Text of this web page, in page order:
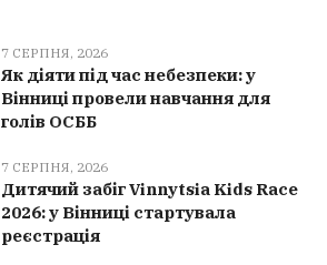
7 СЕРПНЯ, 2026
Як діяти під час небезпеки: у
Вінниці провели навчання для
голів ОСББ
7 СЕРПНЯ, 2026
Дитячий забіг Vinnytsia Kids Race
2026: у Вінниці стартувала
реєстрація